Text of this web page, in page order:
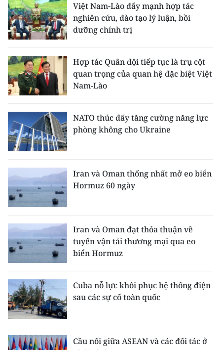
Việt Nam-Lào đẩy mạnh hợp tác
nghiên cứu, đào tạo lý luận, bồi
dưỡng chính trị
Hợp tác Quân đội tiếp tục là trụ cột
quan trọng của quan hệ đặc biệt Việt
Nam-Lào
NATO thúc đẩy tăng cường năng lực
phòng không cho Ukraine
Iran và Oman thống nhất mở eo biển
Hormuz 60 ngày
Iran và Oman đạt thỏa thuận về
tuyến vận tải thương mại qua eo
biển Hormuz
Cuba nỗ lực khôi phục hệ thống điện
sau các sự cố toàn quốc
Cầu nối giữa ASEAN và các đối tác ở